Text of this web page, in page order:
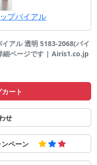
プバイアル
アル 透明 5183-2068(バイ
細ページです | Airis1.co.jp
ート
せ
ペーン